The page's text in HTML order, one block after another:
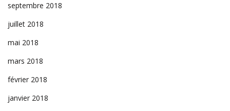
septembre 2018
juillet 2018
mai 2018
mars 2018
février 2018
janvier 2018